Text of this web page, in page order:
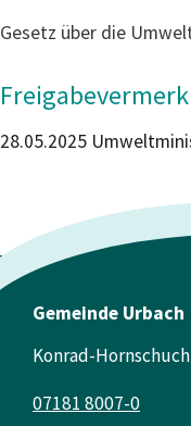
Gesetz über die
Freigabevermerk
28.05.2025
Gemeinde Urbach
Konrad-
07181 8007-0